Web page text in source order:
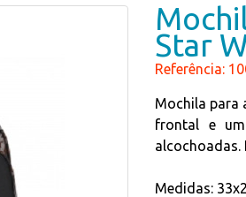
Star
Referência:
Mochila para
frontal e
alcochoadas.
Medidas: